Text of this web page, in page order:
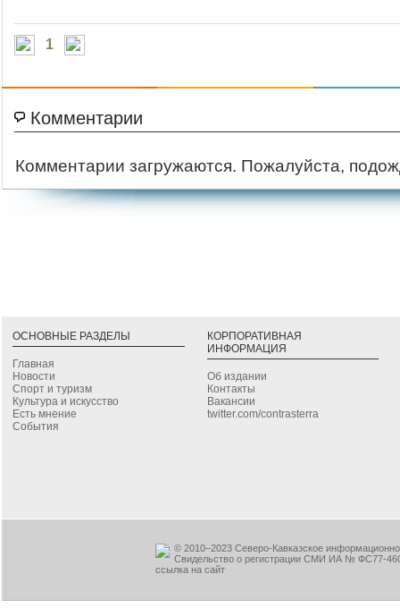
1
Комментарии
Комментарии загружаются. Пожалуйста,
ОСНОВНЫЕ РАЗДЕЛЫ
Главная
Новости
Спорт и туризм
Культура и искусство
Есть мнение
События
КОРПОРАТИВНАЯ
ИНФОРМАЦИЯ
Об издании
Контакты
Вакансии
twitter.com/contrasterra
© 2010–2023 Северо-Кавказское
Свидельство о регистрации СМИ ИА № ФС77-
ссылка на сайт